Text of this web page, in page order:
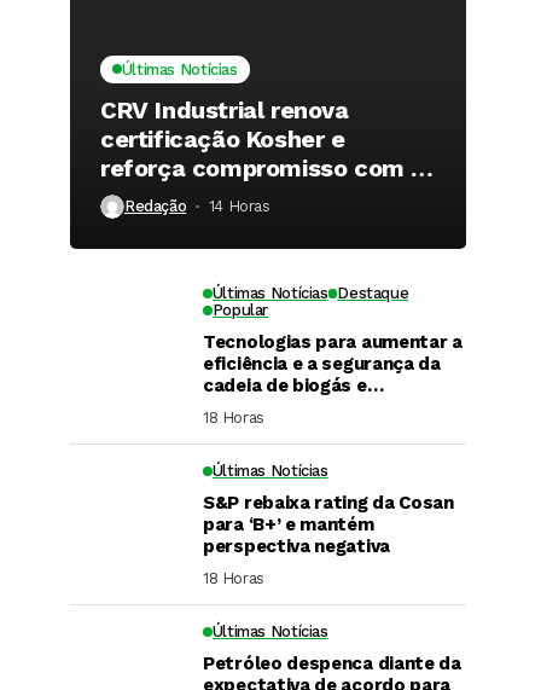
Últimas Notícias
CRV Industrial renova
certificação Kosher e
reforça compromisso com a
qualidade
Redação 14 Horas ⁮
Últimas Notícias Destaque
Popular
Tecnologias para aumentar a
eficiência e a segurança da
cadeia de biogás e
biometano são destaque em
Fórum do setor
18 Horas ⁮
Últimas Notícias
S&P rebaixa rating da Cosan
para ‘B+’ e mantém
perspectiva negativa
18 Horas ⁮
Últimas Notícias
Petróleo despenca diante da
expectativa de acordo para
DaCana Cast
Fenasucro 2026